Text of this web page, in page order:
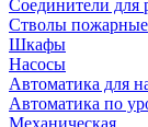
Соединители для
Стволы пожарные
Шкафы
Насосы
Автоматика для
Автоматика по
Механическая